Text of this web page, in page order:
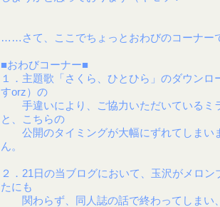
……さて、ここでちょっとおわびのコーナー
■おわびコーナー■
１．主題歌「さくら、ひとひら」のダウン
すorz）の
手違いにより、ご協力いただいているミ
と、こちらの
公開のタイミングが大幅にずれてしまい
ん。
２．21日の当ブログにおいて、玉沢がメロ
たにも
関わらず、同人誌の話で終わってしまい